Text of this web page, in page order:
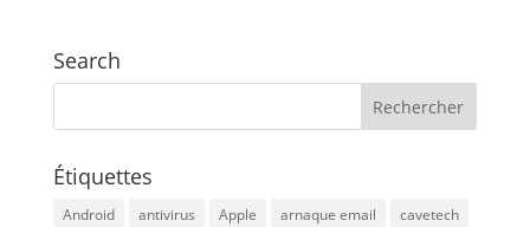
Search
Étiquettes
Android antivirus Apple arnaque email
cavetech